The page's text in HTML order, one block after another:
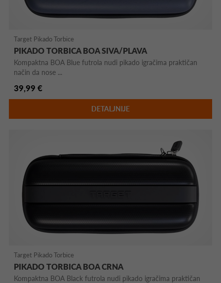
Target Pikado Torbice
PIKADO TORBICA BOA SIVA/PLAVA
Kompaktna BOA Blue futrola nudi pikado igračima praktičan
način da nose ...
39,99 €
DETALJNIJE
Target Pikado Torbice
PIKADO TORBICA BOA CRNA
Kompaktna BOA Black futrola nudi pikado igračima praktičan